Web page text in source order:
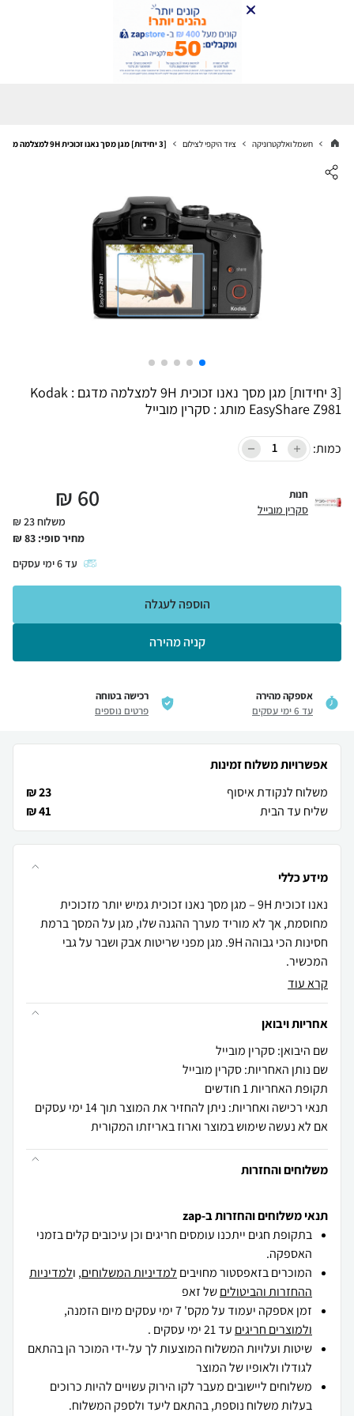
חשמל ואלקטרוניקה ציוד היקפי לצילום [3 יחידות] מגן מסך נאנו זכוכית 9H למצלמה מדגם : Kodak EasyShare Z981 מותג : סקרין מובייל
[3 יחידות] מגן מסך נאנו זכוכית 9H למצלמה מדגם : Kodak
EasyShare Z981 מותג : סקרין מובייל
כמות:
חנות
סקרין מובייל 60
₪
משלוח 23 ₪
מחיר סופי: 83
₪
עד6ימי עסקים
קניה מהירה
הוספה לעגלה
אספקה מהירה
עד 6 ימי עסקים
רכישה בטוחה
פרטים נוספים
אפשרויות משלוח זמינות
משלוח לנקודת איסוף
23 ₪
שליח עד הבית
41 ₪
מידע כללי
נאנו זכוכית 9H – מגן מסך נאנו זכוכית גמיש יותר מזכוכית
מחוסמת, אך לא מוריד מערך ההגנה שלו, מגן על המסך ברמת
חסינות הכי גבוהה 9H. מגן מפני שריטות אבק ושבר על גבי
המכשיר.
קרא עוד
אחריות ויבואן
שם היבואן: סקרין מובייל
שם נותן האחריות: סקרין מובייל
תקופת האחריות 1 חודשים
תנאי רכישה ואחריות: ניתן להחזיר את המוצר תוך 14 ימי עסקים
אם לא נעשה שימוש במוצר וארוז באריזתו המקורית
משלוחים והחזרות
תנאי משלוחים והחזרות ב-zap
בתקופת חגים ייתכנו עומסים חריגים וכן עיכובים קלים בזמני
האספקה.
המוכרים בזאפסטור מחויבים למדיניות המשלוחים, ולמדיניות
ההחזרות והביטוליםשל זאפ
זמן אספקה יעמוד על מקס' 7 ימי עסקים מיום הזמנה,
ולמוצרים חריגים עד 21 ימי עסקים .
שיטות ועלויות המשלוח המוצעות לך על-ידי המוכר הן בהתאם
לגודלו ולאופיו של המוצר
משלוחים ליישובים מעבר לקו הירוק עשויים להיות כרוכים
בעלות משלוח נוספת, בהתאם ליעד ולספק המשלוח.